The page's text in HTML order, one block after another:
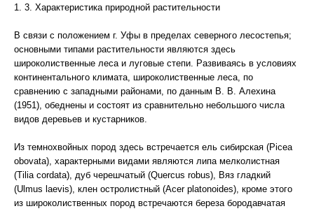
1. 3. Характеристика природной растительности
В связи с положением г. Уфы в пределах северного лесостепья;
основными типами растительности являются здесь
широколиственные леса и луговые степи. Развиваясь в условиях
континентального климата, широколиственные леса, по
сравнению с западными районами, по данным В. В. Алехина
(1951), обеднены и состоят из сравнительно небольшого числа
видов деревьев и кустарников.
Из темнохвойных пород здесь встречается ель сибирская (Picea
obovata), характерными видами являются липа мелколистная
(Tilia cordata), дуб черешчатый (Quercus robus), Вяз гладкий
(Ulmus laevis), клен остролистный (Acer platonoides), кроме этого
из широколиственных пород встречаются береза бородавчатая